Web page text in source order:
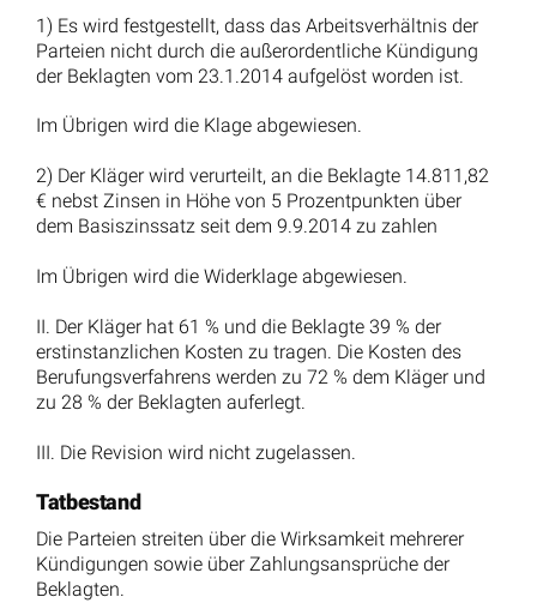
1) Es wird festgestellt, dass das Arbeitsverhältnis der
Parteien nicht durch die außerordentliche Kündigung
der Beklagten vom 23.1.2014 aufgelöst worden ist.
Im Übrigen wird die Klage abgewiesen.
2) Der Kläger wird verurteilt, an die Beklagte 14.811,82
€ nebst Zinsen in Höhe von 5 Prozentpunkten über
dem Basiszinssatz seit dem 9.9.2014 zu zahlen
Im Übrigen wird die Widerklage abgewiesen.
II. Der Kläger hat 61 % und die Beklagte 39 % der
erstinstanzlichen Kosten zu tragen. Die Kosten des
Berufungsverfahrens werden zu 72 % dem Kläger und
zu 28 % der Beklagten auferlegt.
III. Die Revision wird nicht zugelassen.
Tatbestand
Die Parteien streiten über die Wirksamkeit mehrerer
Kündigungen sowie über Zahlungsansprüche der
Beklagten.